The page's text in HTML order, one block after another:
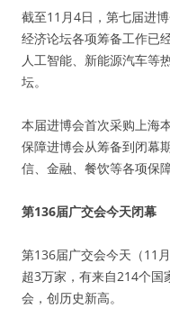
截至11月4日，第七届进
经济论坛各项筹备工作已
人工智能、新能源汽车等
坛。
本届进博会首次采购上海
保障进博会从筹备到闭幕
信、金融、餐饮等各项保
第136届广交会今天闭幕
第136届广交会今天（11
超3万家，有来自214个国
会，创历史新高。